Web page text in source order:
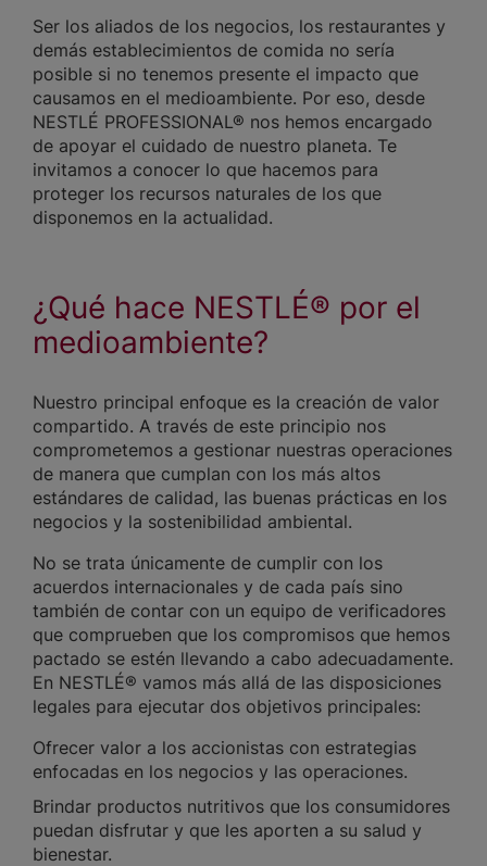
Ser los aliados de los negocios, los restaurantes y
demás establecimientos de comida no sería
posible si no tenemos presente el impacto que
causamos en el medioambiente. Por eso, desde
NESTLÉ PROFESSIONAL® nos hemos encargado
de apoyar el cuidado de nuestro planeta. Te
invitamos a conocer lo que hacemos para
proteger los recursos naturales de los que
disponemos en la actualidad.
¿Qué hace NESTLÉ® por el
medioambiente?
Nuestro principal enfoque es la creación de valor
compartido. A través de este principio nos
comprometemos a gestionar nuestras operaciones
de manera que cumplan con los más altos
estándares de calidad, las buenas prácticas en los
negocios y la sostenibilidad ambiental.
No se trata únicamente de cumplir con los
acuerdos internacionales y de cada país sino
también de contar con un equipo de verificadores
que comprueben que los compromisos que hemos
pactado se estén llevando a cabo adecuadamente.
En NESTLÉ® vamos más allá de las disposiciones
legales para ejecutar dos objetivos principales:
Ofrecer valor a los accionistas con estrategias
enfocadas en los negocios y las operaciones.
Brindar productos nutritivos que los consumidores
puedan disfrutar y que les aporten a su salud y
bienestar.